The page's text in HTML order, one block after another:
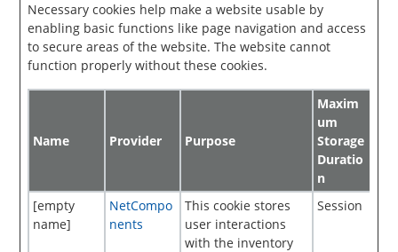
Necessary cookies help make a website usable by
enabling basic functions like page navigation and access
to secure areas of the website. The website cannot
function properly without these cookies.
Name Provider Purpose
Maxim
um
Storage
Duratio
n
[empty
name]
NetCompo
nents
This cookie stores
user interactions
with the inventory
Session